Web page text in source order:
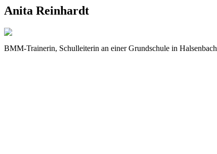
Anita Reinhardt
BMM-Trainerin, Schulleiterin an einer Grundschule in Halsenbach